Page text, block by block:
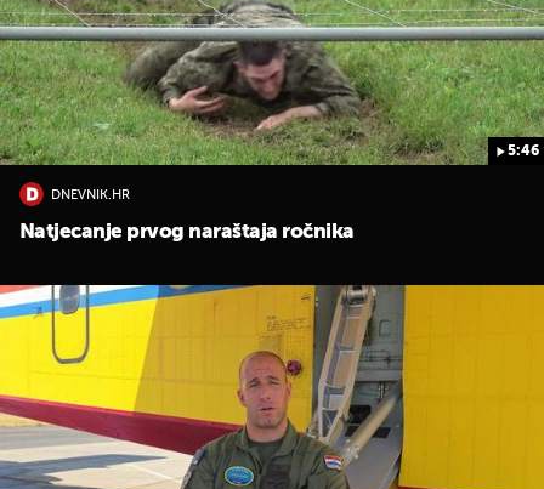
5:46
DNEVNIK.HR
Natjecanje prvog naraštaja ročnika